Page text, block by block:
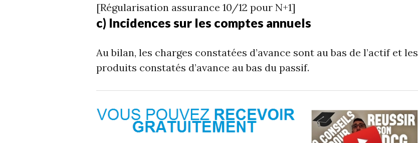
[Régularisation assurance 10/12 pour N+1]
c) Incidences sur les comptes annuels
Au bilan, les charges constatées d’avance sont au bas de l’actif et les
produits constatés d’avance au bas du passif.